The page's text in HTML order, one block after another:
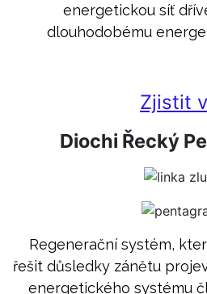
energetickou síť
dlouhodobému
Zjistit
Diochi Řecký
Regenerační systém,
řešit důsledky zánětu
energetického systému